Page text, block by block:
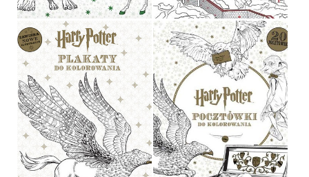
HARRY POTTER. PLAKATY
DO KOLOROWANIA
OPRACOWANIE ZBIOROWE
HARRY POTTER.
POCZTÓWKI DO
KOLOROWANIA
OPRACOWANIE ZBIOROWE